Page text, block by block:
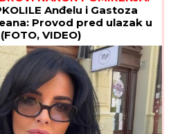
Anđelu i Gastoza
Provod pred ulazak u
VIDEO)